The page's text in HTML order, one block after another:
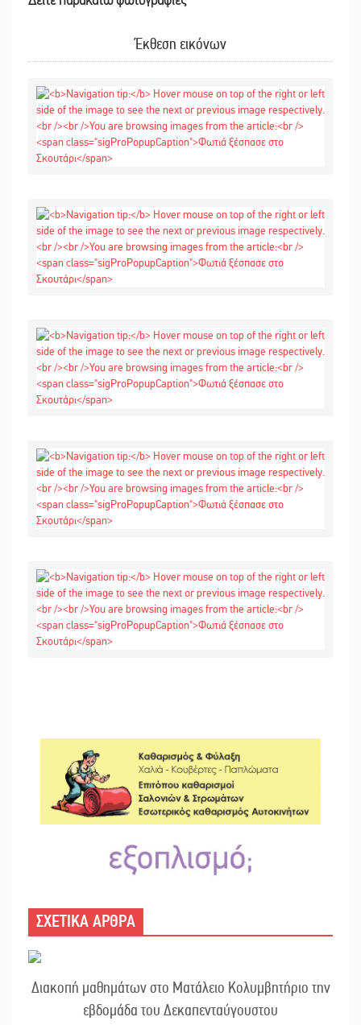
Έκθεση εικόνων
ΣΧΕΤΙΚΑ ΑΡΘΡΑ
Διακοπή μαθημάτων στο Ματάλειο Κολυμβητήριο την
εβδομάδα του Δεκαπενταύγουστου